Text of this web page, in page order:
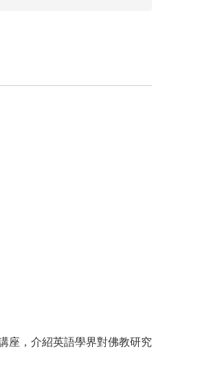
座，介紹英語學界對佛教研究